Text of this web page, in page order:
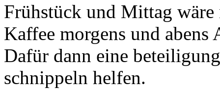
Frühstück und Mittag
Kaffee morgens und abens
Dafür dann eine
schnippeln helfen.